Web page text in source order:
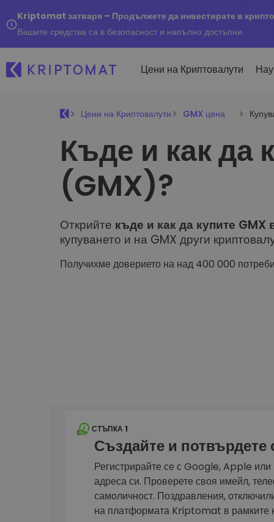
Kriptomat затваря – Продължете да инвестирате в
Вашите средства са в безопасност и напълно достъпни.
Цени на Криптовалути
Всички цени
Над 300+ криптовалути
Топ печеливши & губещи
Намерете възможности за
Купуване и
криптовалута
Купете 300+
Интелигентни
Интелигентен начин за
в криптовалути
Kriptomat Портфейл
Цени на Криптовалути GMX цена
Къде и как да
(GMX)?
Открийте къде и как да купите GMX
купуването и на GMX други
Получихме доверието на над 400 000
СТЪПКА 1
Създайте и потвърдете
Регистрирайте се с Google, Apple
адреса си. Проверете своя имейл,
самоличност. Поздравления,
на платформата Kriptomat в рамките